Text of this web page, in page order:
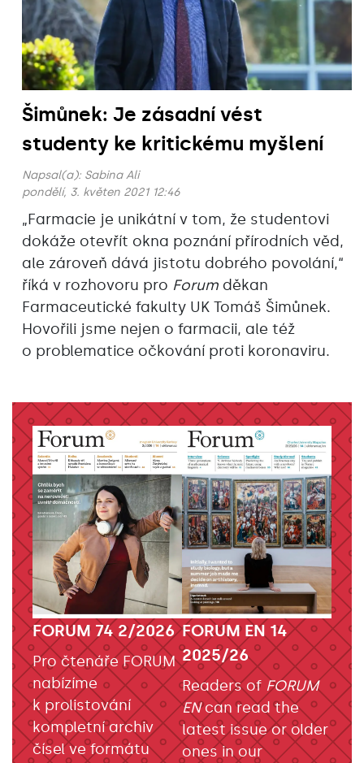
Šimůnek: Je zásadní vést
studenty ke kritickému myšlení
Napsal(a): Sabina Ali
pondělí, 3. květen 2021 12:46
„Farmacie je unikátní v tom, že studentovi
dokáže otevřít okna poznání přírodních věd,
ale zároveň dává jistotu dobrého povolání,“
říká v rozhovoru pro Forum děkan
Farmaceutické fakulty UK Tomáš Šimůnek.
Hovořili jsme nejen o farmacii, ale též
o problematice očkování proti koronaviru.
FORUM 74 2/2026
Pro čtenáře FORUM
nabízíme
k prolistování
kompletní archiv
čísel ve formátu
FORUM EN 14
2025/26
Readers of FORUM
ENcan read the
latest issue or older
ones in our